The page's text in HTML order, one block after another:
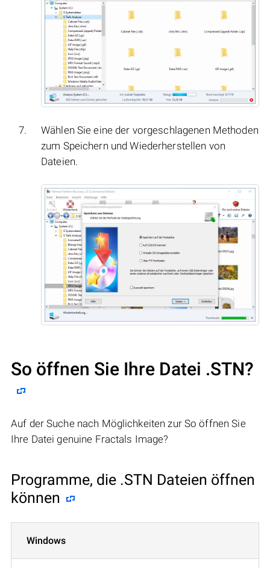
Wählen Sie eine der vorgeschlagenen Methoden
zum Speichern und Wiederherstellen von
Dateien.
So öffnen Sie Ihre Datei .STN?
Auf der Suche nach Möglichkeiten zur So öffnen Sie
Ihre Datei genuine Fractals Image?
Programme, die .STN Dateien öffnen
können
Windows